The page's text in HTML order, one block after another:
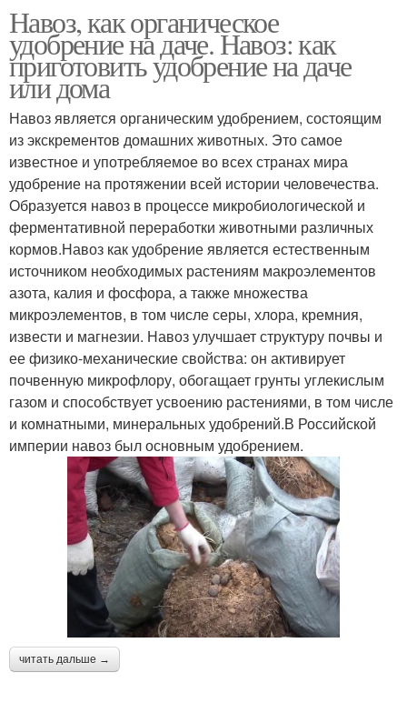
Навоз, как органическое
удобрение на даче. Навоз: как
приготовить удобрение на даче
или дома
Навоз является органическим удобрением, состоящим
из экскрементов домашних животных. Это самое
известное и употребляемое во всех странах мира
удобрение на протяжении всей истории человечества.
Образуется навоз в процессе микробиологической и
ферментативной переработки животными различных
кормов.Навоз как удобрение является естественным
источником необходимых растениям макроэлементов
азота, калия и фосфора, а также множества
микроэлементов, в том числе серы, хлора, кремния,
извести и магнезии. Навоз улучшает структуру почвы и
ее физико-механические свойства: он активирует
почвенную микрофлору, обогащает грунты углекислым
газом и способствует усвоению растениями, в том числе
и комнатными, минеральных удобрений.В Российской
империи навоз был основным удобрением.
читать дальше →